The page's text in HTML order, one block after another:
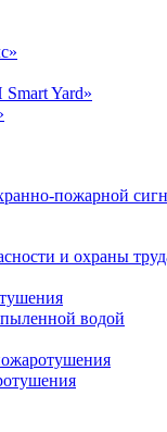
Yard»
пожарной
и охраны
водой